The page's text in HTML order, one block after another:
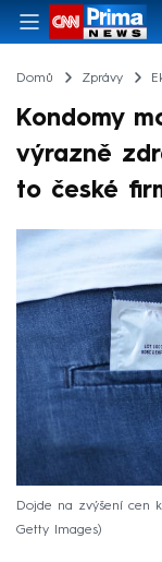
Domů Zprávy
Kondomy
výrazně
to české
Dojde na zvýšení cen
Getty Images